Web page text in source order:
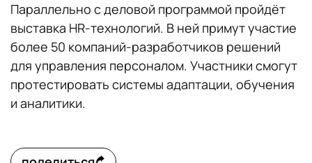
Параллельно с деловой программой пройдёт
выставка HR-технологий. В ней примут участие
более 50 компаний-разработчиков решений
для управления персоналом. Участники смогут
протестировать системы адаптации, обучения
и аналитики.